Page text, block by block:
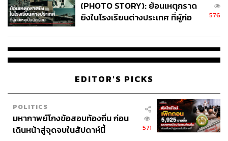
(PHOTO STORY): ย้อนเหตุกราด
ยิงในโรงเรียนต่างประเทศ ที่ผู้ก่อ
576
EDITOR'S PICKS
POLITICS
มหากาพย์โกงข้อสอบท้องถิ่น ก่อน
เดินหน้าสู่จุดจบในสัปดาห์นี้
571